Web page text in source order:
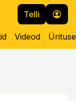
Telli
Videod